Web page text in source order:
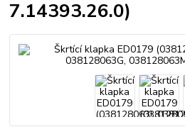
7.14393.26.0)